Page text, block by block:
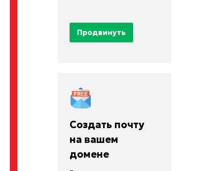
Продвинуть
Создать почту
на вашем
домене